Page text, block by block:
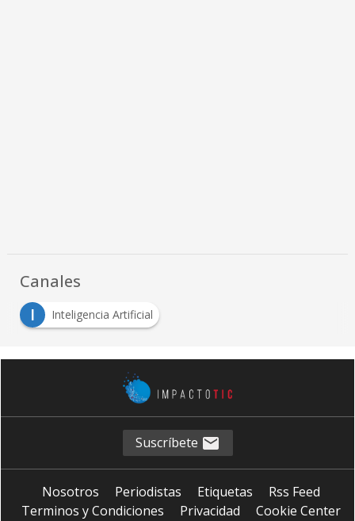
Canales
I
Inteligencia Artificial
Suscríbete
Nosotros Periodistas Etiquetas
Rss Feed
Terminos y Condiciones
Privacidad Cookie Center